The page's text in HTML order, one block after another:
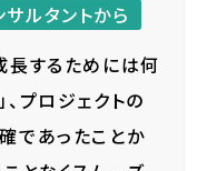
ルタントから
長するためには何
プロジェクトの
であったことか